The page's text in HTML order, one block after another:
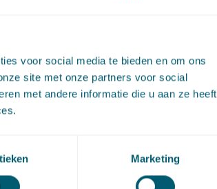
voor social media te bieden en om ons
site met onze partners voor social
met andere informatie die u aan ze heeft
Marketing
corporate
en redactielid
welk tijdschrift hij
schrijft.
daar de
af.